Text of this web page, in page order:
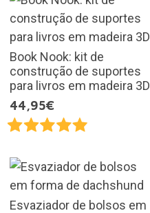
Book Nook: kit de
construção de suportes
para livros em madeira 3D
44,95€
Esvaziador de bolsos em